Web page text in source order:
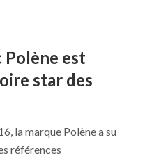
Polène est
star des
la marque Polène a su
références